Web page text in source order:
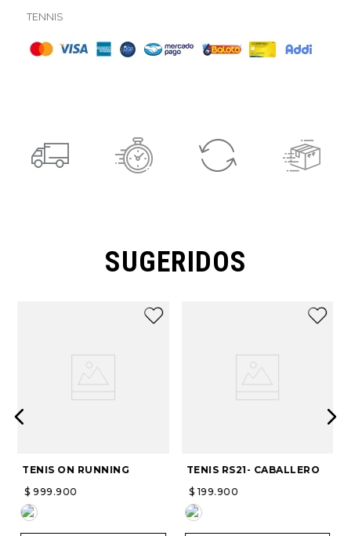
TENNIS
SUGERIDOS
TENIS ON RUNNING
$ 999.900
TENIS RS21- CABALLERO
$ 199.900